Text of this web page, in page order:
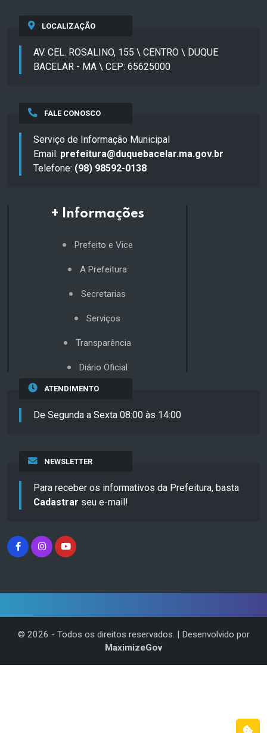
LOCALIZAÇÃO
AV. CEL. ROSALINO, 155 \ CENTRO \ DUQUE
BACELAR - MA \ CEP: 65625000
FALE CONOSCO
Serviço de Informação Municipal
Email: prefeitura@duquebacelar.ma.gov.br
Telefone: (98) 98592-0138
+ Informações
Prefeito e Vice
A Prefeitura
Secretarias
Serviços
Transparência
Diário Oficial
ATENDIMENTO
De Segunda a Sexta 08:00 às 14:00
NEWSLETTER
Para receber os informativos da Prefeitura, basta
Cadastrar seu e-mail!
© 2026 - Todos os direitos reservados. | Desenvolvido por
MaximizeGov